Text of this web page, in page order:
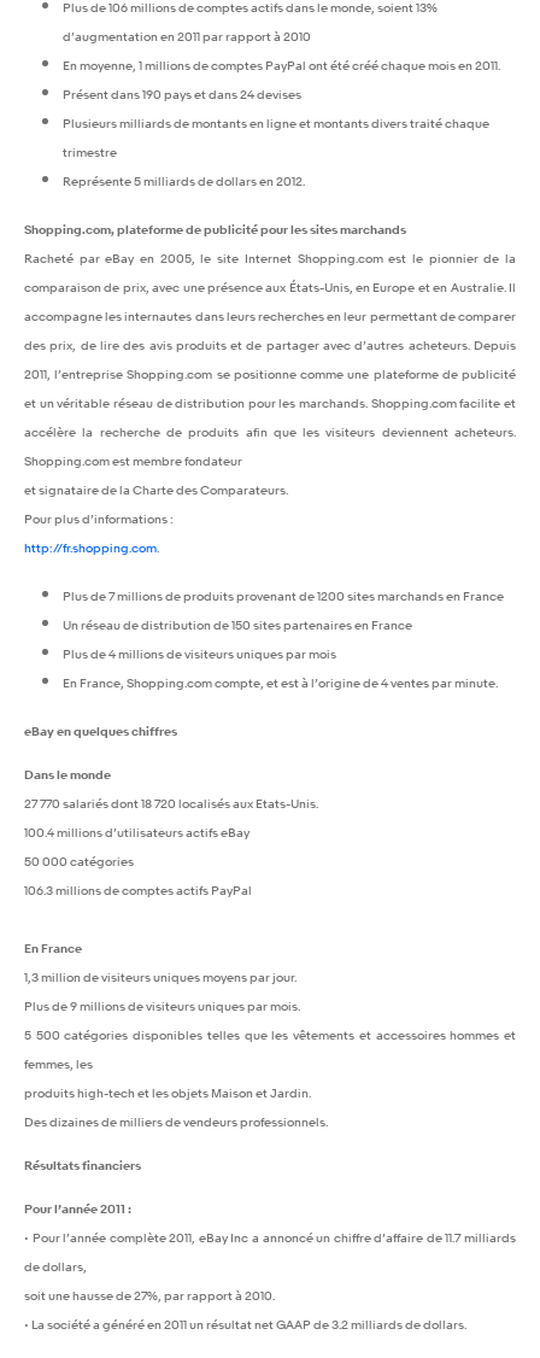
Plus de 106 millions de comptes actifs dans le monde, soient 13%
d’augmentation en 2011 par rapport à 2010
En moyenne, 1 millions de comptes PayPal ont été créé chaque mois en 2011.
Présent dans 190 pays et dans 24 devises
Plusieurs milliards de montants en ligne et montants divers traité chaque
trimestre
Représente 5 milliards de dollars en 2012.
Shopping.com, plateforme de publicité pour les sites marchands
Racheté par eBay en 2005, le site Internet Shopping.com est le pionnier de la
comparaison de prix, avec une présence aux États-Unis, en Europe et en Australie. Il
accompagne les internautes dans leurs recherches en leur permettant de comparer
des prix, de lire des avis produits et de partager avec d’autres acheteurs. Depuis
2011, l’entreprise Shopping.com se positionne comme une plateforme de publicité
et un véritable réseau de distribution pour les marchands. Shopping.com facilite et
accélère la recherche de produits afin que les visiteurs deviennent acheteurs.
Shopping.com est membre fondateur
et signataire de la Charte des Comparateurs.
Pour plus d’informations :
http://fr.shopping.com
Plus de 7 millions de produits provenant de 1200 sites marchands en France
Un réseau de distribution de 150 sites partenaires en France
Plus de 4 millions de visiteurs uniques par mois
En France, Shopping.com compte, et est à l’origine de 4 ventes par minute.
eBay en quelques chiffres
Dans le monde
27 770 salariés dont 18 720 localisés aux Etats-Unis.
100.4 millions d’utilisateurs actifs eBay
50 000 catégories
106.3 millions de comptes actifs PayPal
En France
1,3 million de visiteurs uniques moyens par jour.
Plus de 9 millions de visiteurs uniques par mois.
5 500 catégories disponibles telles que les vêtements et accessoires hommes et
femmes, les
produits high-tech et les objets Maison et Jardin.
Des dizaines de milliers de vendeurs professionnels.
Résultats financiers
Pour l’année 2011 :
• Pour l’année complète 2011, eBay Inc a annoncé un chiffre d’affaire de 11.7 milliards
de dollars,
soit une hausse de 27%, par rapport à 2010.
• La société a généré en 2011 un résultat net GAAP de 3.2 milliards de dollars.